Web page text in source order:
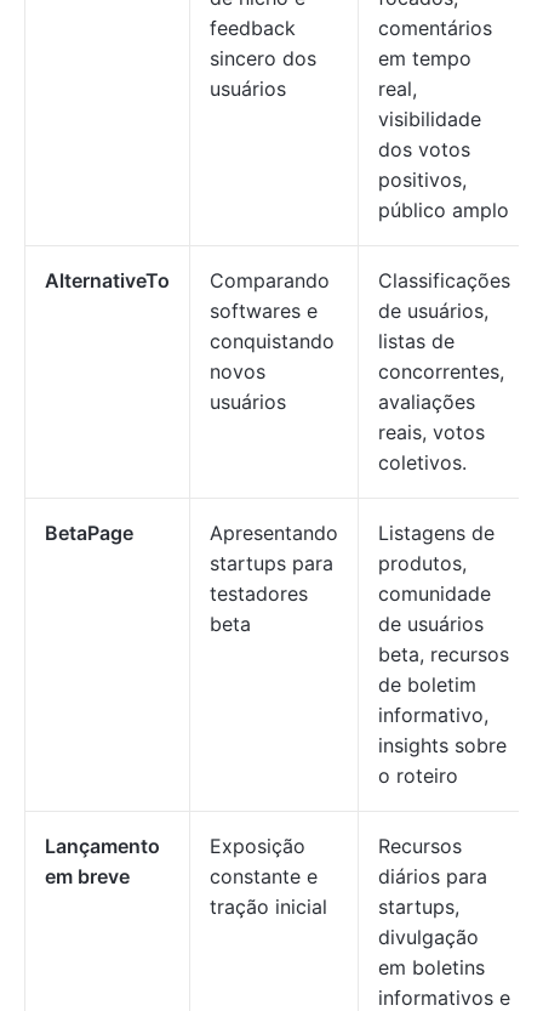
feedback
sincero dos
usuários
comentários
em tempo
real,
visibilidade
dos votos
positivos,
público amplo
AlternativeTo
Comparando
softwares e
conquistando
novos
usuários
Classificações
de usuários,
listas de
concorrentes,
avaliações
reais, votos
coletivos.
BetaPage
Apresentando
startups para
testadores
beta
Listagens de
produtos,
comunidade
de usuários
beta, recursos
de boletim
informativo,
insights sobre
o roteiro
Lançamento
em breve
Exposição
constante e
tração inicial
Recursos
diários para
startups,
divulgação
em boletins
informativos e